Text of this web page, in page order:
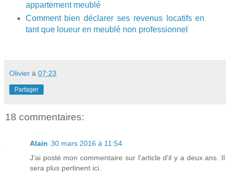
appartement meublé
Comment bien déclarer ses revenus locatifs en
tant que loueur en meublé non professionnel
Olivier à 07:23
Partager
18 commentaires:
Alain 30 mars 2016 à 11:54
J'ai posté mon commentaire sur l'article d'il y a deux ans. Il
sera plus pertinent ici.